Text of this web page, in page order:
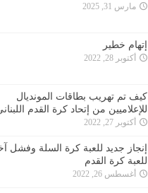
مارس 31, 2025
إتهام خطير
أكتوبر 28, 2022
كيف تم تهريب بطاقات المونديال
للإعلاميين من إتحاد كرة القدم
أكتوبر 27, 2022
إنجاز جديد للعبة كرة السلة وفشل
للعبة كرة القدم
أغسطس 26, 2022